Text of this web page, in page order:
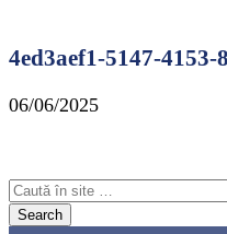
4ed3aef1-5147-
06/06/2025